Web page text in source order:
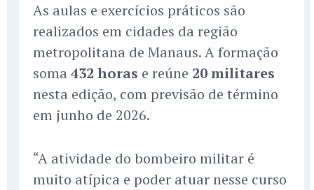
As aulas e exercícios práticos são
realizados em cidades da região
metropolitana de Manaus. A formação
soma 432 horas e reúne 20 militares
nesta edição, com previsão de término
em junho de 2026.
“A atividade do bombeiro militar é
muito atípica e poder atuar nesse curso